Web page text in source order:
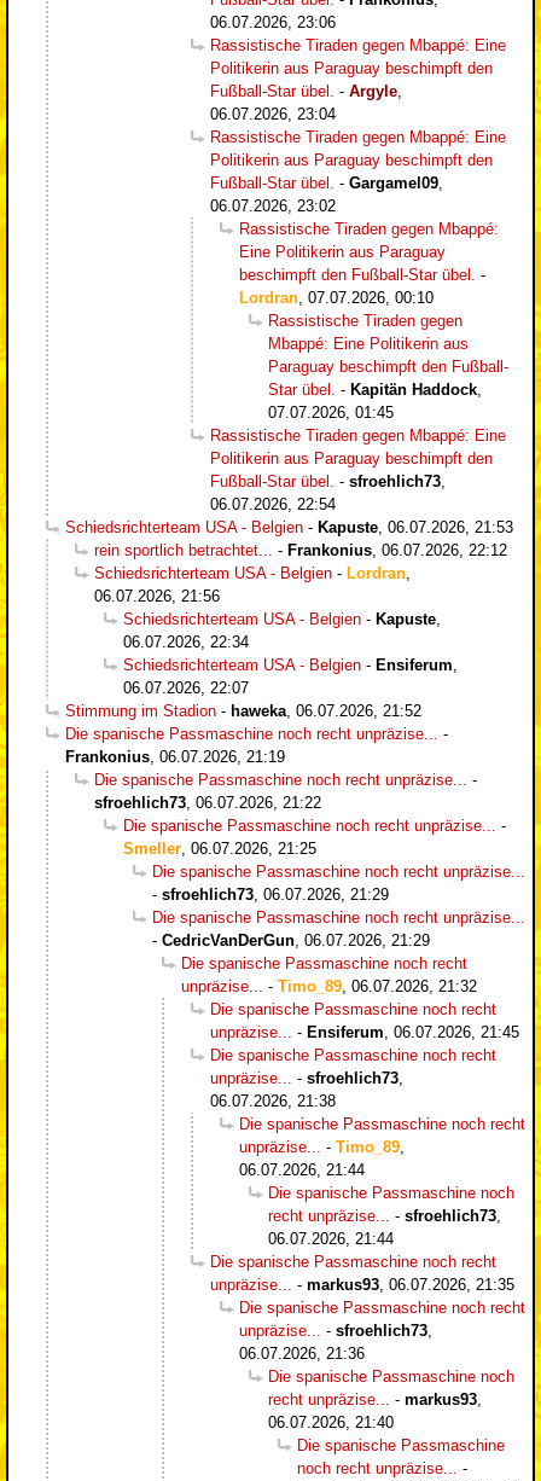
06.07.2026, 23:06
Rassistische Tiraden gegen Mbappé: Eine
Politikerin aus Paraguay beschimpft den
Fußball-Star übel. - Argyle,
06.07.2026, 23:04
Rassistische Tiraden gegen Mbappé: Eine
Politikerin aus Paraguay beschimpft den
Fußball-Star übel. - Gargamel09,
06.07.2026, 23:02
Rassistische Tiraden gegen Mbappé:
Eine Politikerin aus Paraguay
beschimpft den Fußball-Star übel. -
Lordran, 07.07.2026, 00:10
Rassistische Tiraden gegen
Mbappé: Eine Politikerin aus
Paraguay beschimpft den Fußball-
Star übel. - Kapitän Haddock,
07.07.2026, 01:45
Rassistische Tiraden gegen Mbappé: Eine
Politikerin aus Paraguay beschimpft den
Fußball-Star übel. - sfroehlich73,
06.07.2026, 22:54
Schiedsrichterteam USA - Belgien - Kapuste, 06.07.2026, 21:53
rein sportlich betrachtet... - Frankonius, 06.07.2026, 22:12
Schiedsrichterteam USA - Belgien - Lordran,
06.07.2026, 21:56
Schiedsrichterteam USA - Belgien - Kapuste,
06.07.2026, 22:34
Schiedsrichterteam USA - Belgien - Ensiferum,
06.07.2026, 22:07
Stimmung im Stadion - haweka, 06.07.2026, 21:52
Die spanische Passmaschine noch recht unpräzise... -
Frankonius, 06.07.2026, 21:19
Die spanische Passmaschine noch recht unpräzise... -
sfroehlich73, 06.07.2026, 21:22
Die spanische Passmaschine noch recht unpräzise... -
Smeller, 06.07.2026, 21:25
Die spanische Passmaschine noch recht unpräzise...
- sfroehlich73, 06.07.2026, 21:29
Die spanische Passmaschine noch recht unpräzise...
- CedricVanDerGun, 06.07.2026, 21:29
Die spanische Passmaschine noch recht
unpräzise... - Timo_89, 06.07.2026, 21:32
Die spanische Passmaschine noch recht
unpräzise... - Ensiferum, 06.07.2026, 21:45
Die spanische Passmaschine noch recht
unpräzise... - sfroehlich73,
06.07.2026, 21:38
Die spanische Passmaschine noch recht
unpräzise... - Timo_89,
06.07.2026, 21:44
Die spanische Passmaschine noch
recht unpräzise... - sfroehlich73,
06.07.2026, 21:44
Die spanische Passmaschine noch recht
unpräzise... - markus93, 06.07.2026, 21:35
Die spanische Passmaschine noch recht
unpräzise... - sfroehlich73,
06.07.2026, 21:36
Die spanische Passmaschine noch
recht unpräzise... - markus93,
06.07.2026, 21:40
Die spanische Passmaschine
noch recht unpräzise... -